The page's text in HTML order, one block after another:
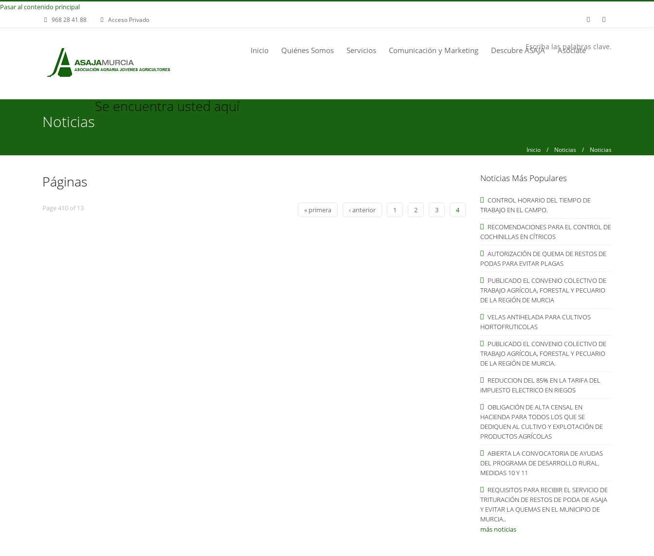
Pasar al contenido principal
968 28 41 88 Acceso Privado
Inicio Quiénes Somos Servicios Comunicación y Marketing Descubre ASAJA Asóciate
Escriba las palabras clave.
Noticias
Se encuentra usted aquí
Inicio / Noticias / Noticias
Páginas
Page 410 of 13 « primera ‹ anterior 1 2 3 4
Noticias Más Populares
CONTROL HORARIO DEL TIEMPO DE
TRABAJO EN EL CAMPO.
RECOMENDACIONES PARA EL CONTROL DE
COCHINILLAS EN CÍTRICOS
AUTORIZACIÓN DE QUEMA DE RESTOS DE
PODAS PARA EVITAR PLAGAS
PUBLICADO EL CONVENIO COLECTIVO DE
TRABAJO AGRÍCOLA, FORESTAL Y PECUARIO
DE LA REGIÓN DE MURCIA
VELAS ANTIHELADA PARA CULTIVOS
HORTOFRUTICOLAS
PUBLICADO EL CONVENIO COLECTIVO DE
TRABAJO AGRÍCOLA, FORESTAL Y PECUARIO
DE LA REGIÓN DE MURCIA.
REDUCCION DEL 85% EN LA TARIFA DEL
IMPUESTO ELECTRICO EN RIEGOS
OBLIGACIÓN DE ALTA CENSAL EN
HACIENDA PARA TODOS LOS QUE SE
DEDIQUEN AL CULTIVO Y EXPLOTACIÓN DE
PRODUCTOS AGRÍCOLAS
ABIERTA LA CONVOCATORIA DE AYUDAS
DEL PROGRAMA DE DESARROLLO RURAL.
MEDIDAS 10 Y 11
REQUISITOS PARA RECIBIR EL SERVICIO DE
TRITURACIÓN DE RESTOS DE PODA DE ASAJA
Y EVITAR LA QUEMAS EN EL MUNICIPIO DE
MURCIA..
más noticias